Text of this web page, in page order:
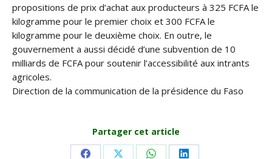
propositions de prix d’achat aux producteurs à 325 FCFA le
kilogramme pour le premier choix et 300 FCFA le
kilogramme pour le deuxième choix. En outre, le
gouvernement a aussi décidé d’une subvention de 10
milliards de FCFA pour soutenir l’accessibilité aux intrants
agricoles.
Direction de la communication de la présidence du Faso
Partager cet article